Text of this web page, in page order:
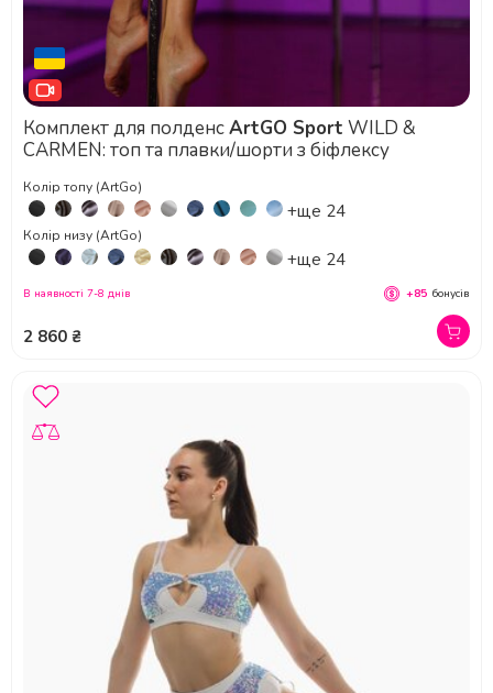
Комплект для полденсArtGO Sport WILD &
CARMEN: топ та плавки/шорти з біфлексу
Колір топу (ArtGo)
+ще 24
Колір низу (ArtGo)
+ще 24
2 860 ₴
В наявності 7-8 днів +85 бонусів